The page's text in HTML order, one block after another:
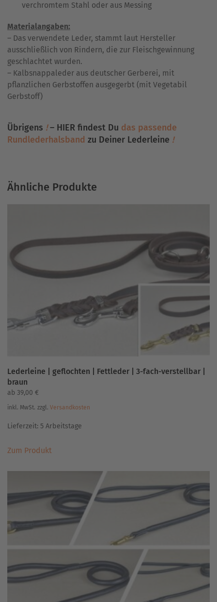
verchromtem Stahl oder aus Messing
Materialangaben:
– Das verwendete Leder, stammt laut Hersteller
ausschließlich von Rindern, die zur Fleischgewinnung
geschlachtet wurden.
– Kalbsnappaleder aus deutscher Gerberei, mit
pflanzlichen Gerbstoffen ausgegerbt (mit Vegetabil
Gerbstoff)
Übrigens !– HIER findest Du das passende
Rundlederhalsband zu Deiner Lederleine !
Ähnliche Produkte
Lederleine | geflochten | Fettleder | 3-fach-verstellbar |
braun
ab 39,00 €
inkl. MwSt. zzgl. Versandkosten
Lieferzeit: 5 Arbeitstage
Zum ProduktProdukt
auf.
Die
Optionen
Produktseite